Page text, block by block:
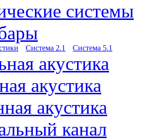
системы
Система 2.1 Система 5.1
акустика
акустика
акустика
канал